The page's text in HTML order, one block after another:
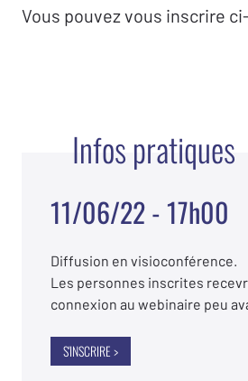
Infos pratiques
11/06/22 - 17h00
Diffusion en visioconférence.
Les personnes inscrites
connexion au webinaire peu
S'INSCRIRE >
Vous pouvez vous inscrire